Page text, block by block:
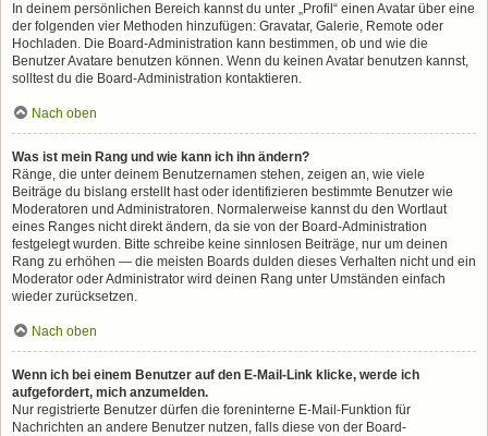
In deinem persönlichen Bereich kannst du unter „Profil“ einen Avatar über eine
der folgenden vier Methoden hinzufügen: Gravatar, Galerie, Remote oder
Hochladen. Die Board-Administration kann bestimmen, ob und wie die
Benutzer Avatare benutzen können. Wenn du keinen Avatar benutzen kannst,
solltest du die Board-Administration kontaktieren.
Nach oben
Was ist mein Rang und wie kann ich ihn ändern?
Ränge, die unter deinem Benutzernamen stehen, zeigen an, wie viele
Beiträge du bislang erstellt hast oder identifizieren bestimmte Benutzer wie
Moderatoren und Administratoren. Normalerweise kannst du den Wortlaut
eines Ranges nicht direkt ändern, da sie von der Board-Administration
festgelegt wurden. Bitte schreibe keine sinnlosen Beiträge, nur um deinen
Rang zu erhöhen — die meisten Boards dulden dieses Verhalten nicht und ein
Moderator oder Administrator wird deinen Rang unter Umständen einfach
wieder zurücksetzen.
Nach oben
Wenn ich bei einem Benutzer auf den E-Mail-Link klicke, werde ich
aufgefordert, mich anzumelden.
Nur registrierte Benutzer dürfen die foreninterne E-Mail-Funktion für
Nachrichten an andere Benutzer nutzen, falls diese von der Board-